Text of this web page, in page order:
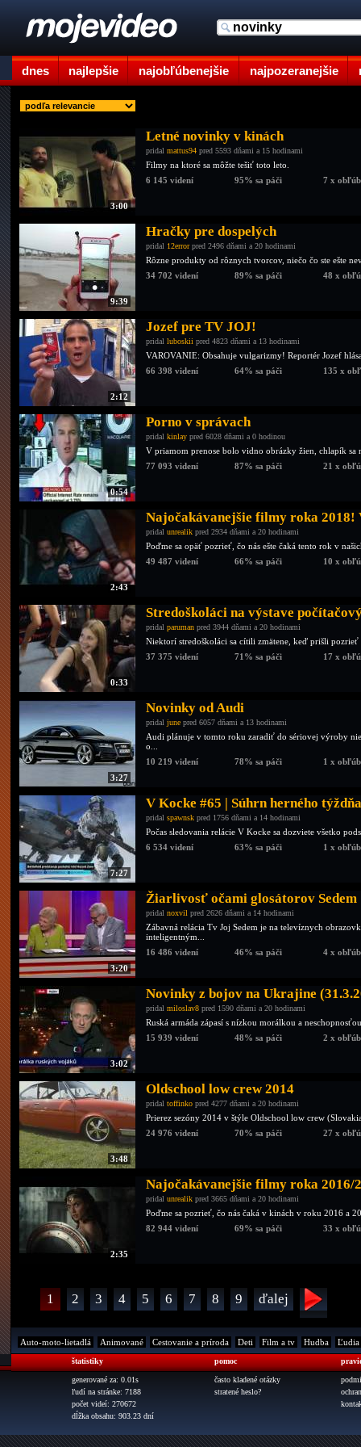
dnes najlepšie najobľúbenejšie najpozeranejšie
3:00
Letné novinky v kinách
pridal mattus94 pred 5593 dňami a 15 hodinami
Filmy na ktoré sa môžte tešiť toto leto.
6 145 videní
95% sa páči 7 x
9:39
Hračky pre dospelých
pridal 12errorpred 2496 dňami a 20 hodinami
Rôzne produkty od rôznych tvorcov, niečo čo ste ešte
34 702 videní
89% sa páči 48 x
2:12
Jozef pre TV JOJ!
pridal luboskii pred 4823 dňami a 13 hodinami
VAROVANIE: Obsahuje vulgarizmy! Reportér Jozef
66 398 videní
64% sa páči 135 x
0:54
Porno v správach
pridal kinlay pred 6028 dňami a 0 hodinou
V priamom prenose bolo vidno obrázky žien, chlapík
77 093 videní
87% sa páči 21 x
2:43
Najočakávanejšie filmy roka 2018!
pridal unrealik pred 2934 dňami a 20 hodinami
Poďme sa opäť pozrieť, čo nás ešte čaká tento rok v
49 487 videní
66% sa páči 10 x
0:33
Stredoškoláci na výstave
pridal paruman pred 3944 dňami a 20 hodinami
Niektorí stredoškoláci sa cítili zmätene, keď prišli pozrieť
37 375 videní
71% sa páči 17 x
3:27
Novinky od Audi
pridal june pred 6057 dňami a 13 hodinami
Audi plánuje v tomto roku zaradiť do sériovej výroby
o...
10 219 videní
78% sa páči 1 x
7:27
V Kocke #65 | Súhrn herného týždňa
pridal spawnsk pred 1756 dňami a 14 hodinami
Počas sledovania relácie V Kocke sa dozviete všetko
6 534 videní
63% sa páči 1 x
3:20
Žiarlivosť očami glosátorov Sedem
pridal noxvil pred 2626 dňami a 14 hodinami
Zábavná relácia Tv Joj Sedem je na televíznych
inteligentným...
16 486 videní
46% sa páči 4 x
3:02
Novinky z bojov na Ukrajine
pridal miloslav8 pred 1590 dňami a 20 hodinami
Ruská armáda zápasí s nízkou morálkou a
15 939 videní
48% sa páči 2 x
3:48
Oldschool low crew 2014
pridal toffinko pred 4277 dňami a 20 hodinami
Prierez sezóny 2014 v štýle Oldschool low crew
24 976 videní
70% sa páči 27 x
2:35
Najočakávanejšie filmy roka 2016/
pridal unrealik pred 3665 dňami a 20 hodinami
Poďme sa pozrieť, čo nás čaká v kinách v roku 2016 a
82 944 videní
69% sa páči 33 x
1 2 3 4 5 6 7 8 9 ďalej
Auto-moto-lietadlá Animované Cestovanie a príroda Deti Film a tv Hudba Ľudia
štatistiky
generované za: 0.01s
ľudí na stránke: 7188
počet videí: 270672
dĺžka obsahu: 903.23 dní
pomoc
často kladené otázky
stratené heslo?